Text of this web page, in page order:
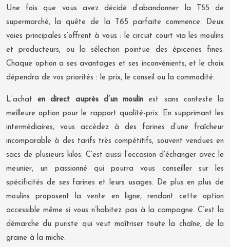
Une fois que vous avez décidé d’abandonner la T55 de
supermarché, la quête de la T65 parfaite commence. Deux
voies principales s’offrent à vous : le circuit court via les moulins
et producteurs, ou la sélection pointue des épiceries fines.
Chaque option a ses avantages et ses inconvénients, et le choix
dépendra de vos priorités : le prix, le conseil ou la commodité.
L’achaten direct auprès d’un moulin est sans conteste la
meilleure option pour le rapport qualité-prix. En supprimant les
intermédiaires, vous accédez à des farines d’une fraîcheur
incomparable à des tarifs très compétitifs, souvent vendues en
sacs de plusieurs kilos. C’est aussi l’occasion d’échanger avec le
meunier, un passionné qui pourra vous conseiller sur les
spécificités de ses farines et leurs usages. De plus en plus de
moulins proposent la vente en ligne, rendant cette option
accessible même si vous n’habitez pas à la campagne. C’est la
démarche du puriste qui veut maîtriser toute la chaîne, de la
graine à la miche.